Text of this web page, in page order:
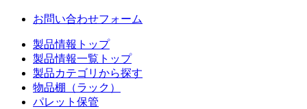
お問い合わせフォーム
製品情報トップ
製品情報一覧トップ
製品カテゴリから探す
物品棚（ラック）
パレット保管